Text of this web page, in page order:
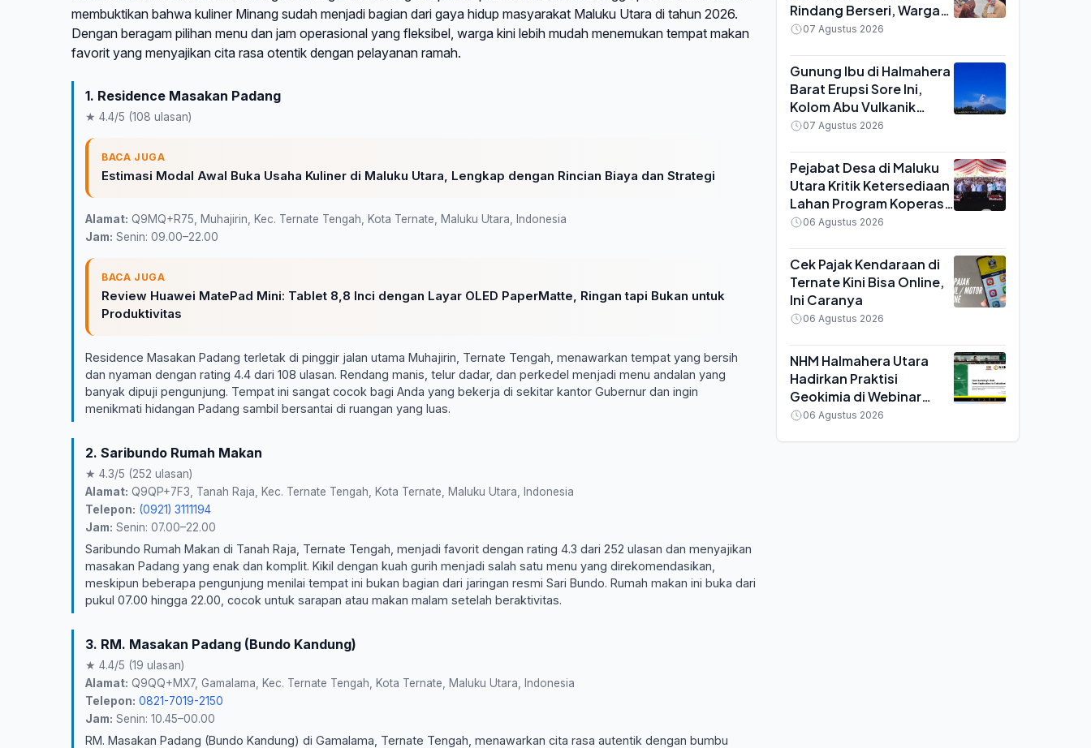
membuktikan bahwa kuliner Minang sudah menjadi bagian dari gaya hidup masyarakat Maluku Utara di tahun 2026.
Dengan beragam pilihan menu dan jam operasional yang fleksibel, warga kini lebih mudah menemukan tempat makan
favorit yang menyajikan cita rasa otentik dengan pelayanan ramah.
1. Residence Masakan Padang
★ 4.4/5 (108 ulasan)
BACA JUGA
Estimasi Modal Awal Buka Usaha Kuliner di Maluku Utara, Lengkap dengan Rincian Biaya dan Strategi
Alamat: Q9MQ+R75, Muhajirin, Kec. Ternate Tengah, Kota Ternate, Maluku Utara, Indonesia
Jam: Senin: 09.00–22.00
BACA JUGA
Review Huawei MatePad Mini: Tablet 8,8 Inci dengan Layar OLED PaperMatte, Ringan tapi Bukan untuk
Produktivitas
Residence Masakan Padang terletak di pinggir jalan utama Muhajirin, Ternate Tengah, menawarkan tempat yang bersih
dan nyaman dengan rating 4.4 dari 108 ulasan. Rendang manis, telur dadar, dan perkedel menjadi menu andalan yang
banyak dipuji pengunjung. Tempat ini sangat cocok bagi Anda yang bekerja di sekitar kantor Gubernur dan ingin
menikmati hidangan Padang sambil bersantai di ruangan yang luas.
2. Saribundo Rumah Makan
★ 4.3/5 (252 ulasan)
Alamat: Q9QP+7F3, Tanah Raja, Kec. Ternate Tengah, Kota Ternate, Maluku Utara, Indonesia
Telepon: (0921) 3111194
Jam: Senin: 07.00–22.00
Saribundo Rumah Makan di Tanah Raja, Ternate Tengah, menjadi favorit dengan rating 4.3 dari 252 ulasan dan menyajikan
masakan Padang yang enak dan komplit. Kikil dengan kuah gurih menjadi salah satu menu yang direkomendasikan,
meskipun beberapa pengunjung menilai tempat ini bukan bagian dari jaringan resmi Sari Bundo. Rumah makan ini buka dari
pukul 07.00 hingga 22.00, cocok untuk sarapan atau makan malam setelah beraktivitas.
3. RM. Masakan Padang (Bundo Kandung)
★ 4.4/5 (19 ulasan)
Alamat: Q9QQ+MX7, Gamalama, Kec. Ternate Tengah, Kota Ternate, Maluku Utara, Indonesia
Telepon: 0821-7019-2150
Jam: Senin: 10.45–00.00
RM. Masakan Padang (Bundo Kandung) di Gamalama, Ternate Tengah, menawarkan cita rasa autentik dengan bumbu
Rindang Berseri, Warga
Didorong Tanam Cabai
Pekarangan
07 Agustus 2026
Gunung Ibu di Halmahera
Barat Erupsi Sore Ini,
Kolom Abu Vulkanik
Capai 600 Meter di Atas
07 Agustus 2026
Pejabat Desa di Maluku
Utara Kritik Ketersediaan
Lahan Program Koperasi
Merah Putih saat Seminar
06 Agustus 2026
Cek Pajak Kendaraan di
Ternate Kini Bisa Online,
Ini Caranya
06 Agustus 2026
NHM Halmahera Utara
Hadirkan Praktisi
Geokimia di Webinar
MGEI UNG, Bahas
06 Agustus 2026